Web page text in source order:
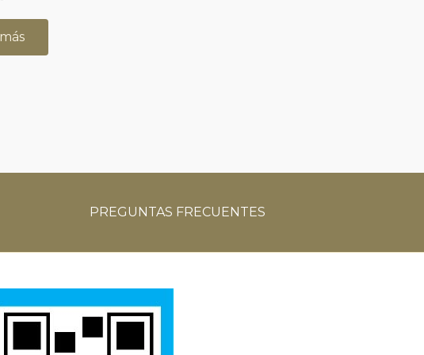
PREGUNTAS FRECUENTES